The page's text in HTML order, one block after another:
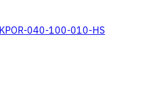
040-100-010-HS